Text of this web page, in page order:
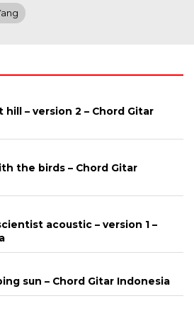
hill – version 2 – Chord Gitar
the birds – Chord Gitar
acoustic – version 1 –
sun – Chord Gitar Indonesia